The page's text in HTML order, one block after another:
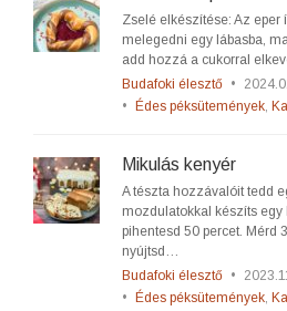
Zselé elkészítése: Az eper
melegedni egy lábasba,
add hozzá a cukorral
Budafoki élesztő •
•
Édes péksütemények,
Mikulás kenyér
A tészta hozzávalóit tedd
mozdulatokkal készíts egy
pihentesd 50 percet. Mérd
nyújtsd…
Budafoki élesztő •
•
Édes péksütemények,